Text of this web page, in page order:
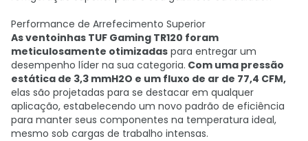
Performance de Arrefecimento Superior
As ventoinhas TUF Gaming TR120 foram
meticulosamente otimizadas para entregar um
desempenho líder na sua categoria. Com uma pressão
estática de 3,3 mmH2O e um fluxo de ar de 77,4 CFM,
elas são projetadas para se destacar em qualquer
aplicação, estabelecendo um novo padrão de eficiência
para manter seus componentes na temperatura ideal,
mesmo sob cargas de trabalho intensas.